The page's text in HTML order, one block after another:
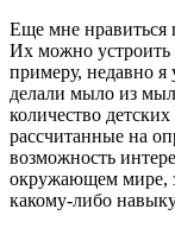
Еще мне нравиться
Их можно устроить
примеру, недавно я
делали мыло из
количество
рассчитанные на
возможность
окружающем мире,
какому-либо